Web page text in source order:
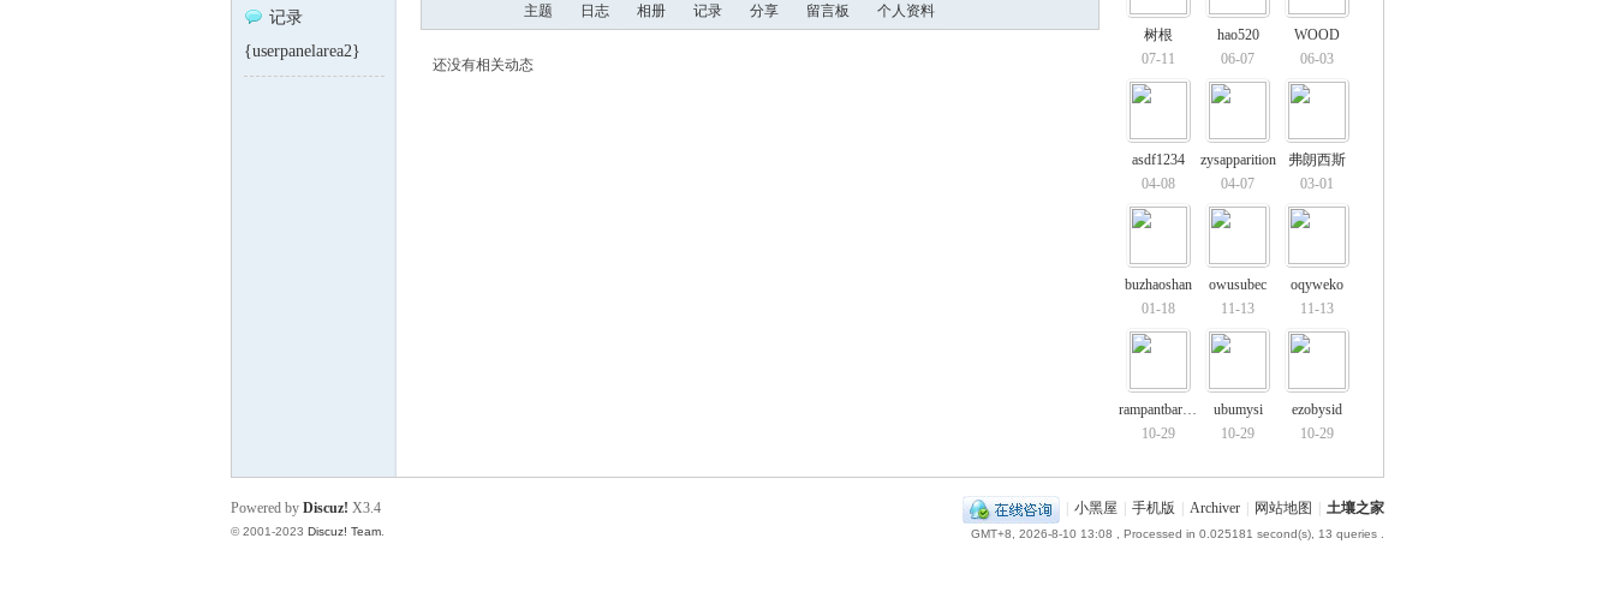
记录
{userpanelarea2}
树根
07-11
hao520
06-07
WOOD
06-03
asdf1234
04-08
zysapparition
04-07
弗朗西斯
03-01
buzhaoshan
01-18
owusubec
11-13
oqyweko
11-13
rampantbarrel30
10-29
ubumysi
10-29
ezobysid
10-29
主题 日志 相册 记录 分享 留言板 个人资料
还没有相关动态
小黑屋 手机版 Archiver 网站地图 土壤之家
GMT+8, 2026-8-10 13:08 , Processed in 0.025181 second(s), 13 queries .
Powered by Discuz! X3.4
© 2001-2023 Discuz! Team